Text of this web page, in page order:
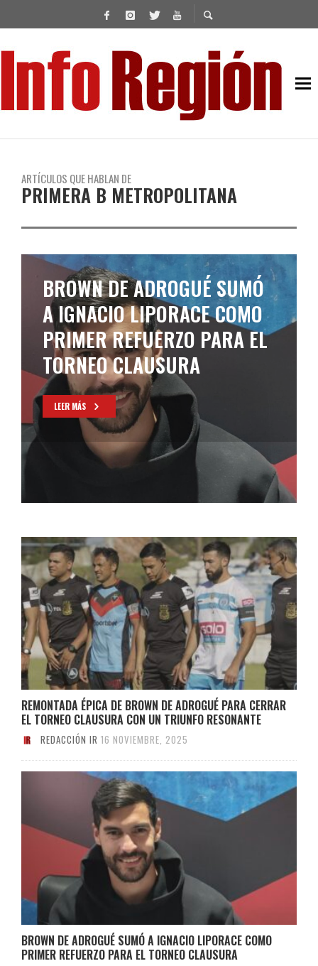
ARTÍCULOS QUE HABLAN DE
PRIMERA B METROPOLITANA
BROWN VISITA A ACASSUSO
EN SU PARTIDO
POSTERGADO DE LA FECHA 2
LEER MÁS
REMONTADA ÉPICA DE BROWN DE ADROGUÉ PARA CERRAR
EL TORNEO CLAUSURA CON UN TRIUNFO RESONANTE
REDACCIÓN IR 16 NOVIEMBRE, 2025
BROWN DE ADROGUÉ SUMÓ A IGNACIO LIPORACE COMO
PRIMER REFUERZO PARA EL TORNEO CLAUSURA